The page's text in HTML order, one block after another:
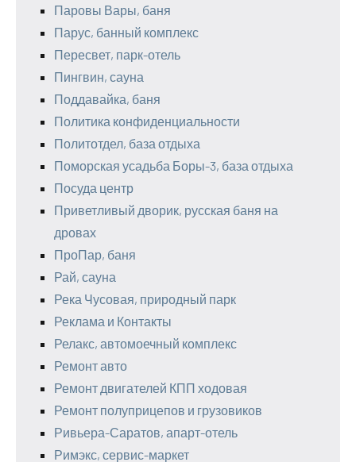
Паровы Вары, баня
Парус, банный комплекс
Пересвет, парк-отель
Пингвин, сауна
Поддавайка, баня
Политика конфиденциальности
Политотдел, база отдыха
Поморская усадьба Боры-3, база отдыха
Посуда центр
Приветливый дворик, русская баня на
дровах
ПроПар, баня
Рай, сауна
Река Чусовая, природный парк
Реклама и Контакты
Релакс, автомоечный комплекс
Ремонт авто
Ремонт двигателей КПП ходовая
Ремонт полуприцепов и грузовиков
Ривьера-Саратов, апарт-отель
Римэкс, сервис-маркет